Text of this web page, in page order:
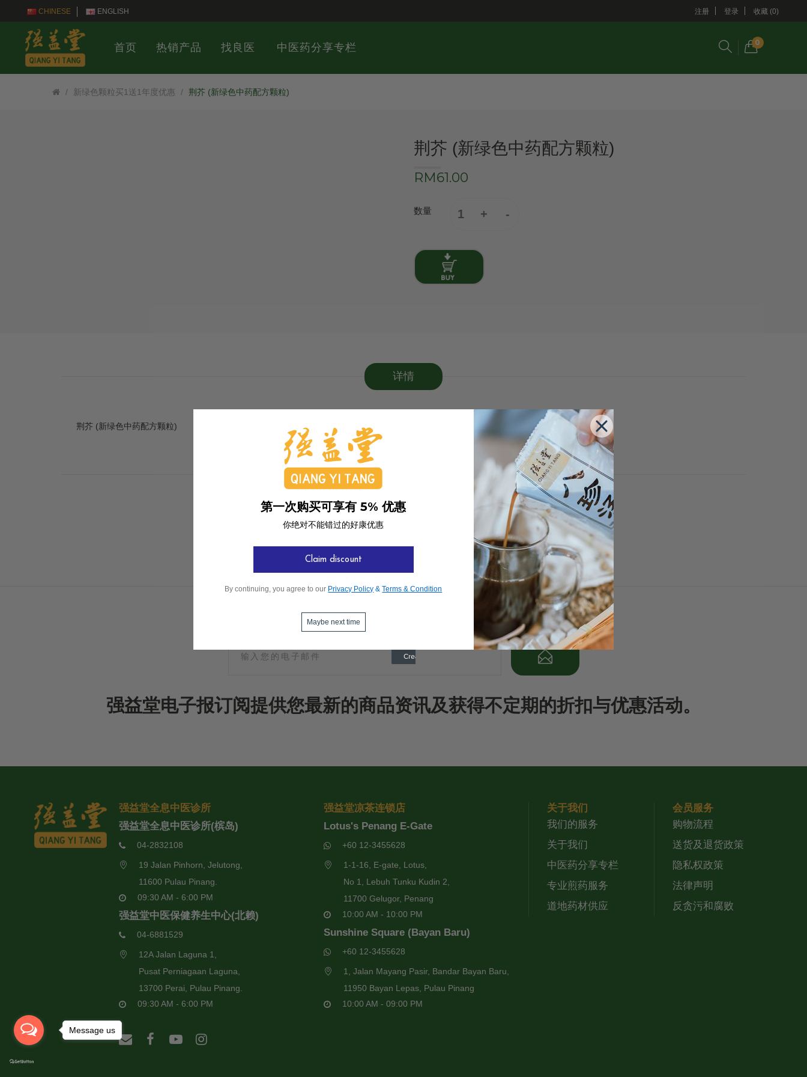
CHINESE ENGLISH 注册 登录 收藏 (0)
0
首页 热销产品 找良医 中医药分享专栏
新绿色颗粒买1送1年度优惠 荆芥 (新绿色中药配方颗粒)
荆芥 (新绿色中药配方颗粒)
RM61.00
数量
详情
荆芥 (新绿色中药配方颗粒)
强益堂电子报订阅提供您最新的商品资讯及获得不定期的折扣与优惠活动。
强益堂全息中医诊所
强益堂全息中医诊所(槟岛)
04-2832108
19 Jalan Pinhorn, Jelutong,
11600 Pulau Pinang.
09:30 AM - 6:00 PM
强益堂中医保健养生中心(北赖)
04-6881529
12A Jalan Laguna 1,
Pusat Perniagaan Laguna,
13700 Perai, Pulau Pinang.
09:30 AM - 6:00 PM
强益堂凉茶连锁店
Lotus's Penang E-Gate
+60 12-3455628
1-1-16, E-gate, Lotus,
No 1, Lebuh Tunku Kudin 2,
11700 Gelugor, Penang
10:00 AM - 10:00 PM
Sunshine Square (Bayan Baru)
+60 12-3455628
1, Jalan Mayang Pasir, Bandar Bayan Baru,
11950 Bayan Lepas, Pulau Pinang
10:00 AM - 09:00 PM
关于我们
我们的服务
关于我们
中医药分享专栏
专业煎药服务
道地药材供应
会员服务
购物流程
送货及退货政策
隐私权政策
法律声明
反贪污和腐败
Message us
第一次购买可享有 5% 优惠
你绝对不能错过的好康优惠
Claim discount
By continuing, you agree to our Privacy Policy &Terms & Condition
Maybe next time